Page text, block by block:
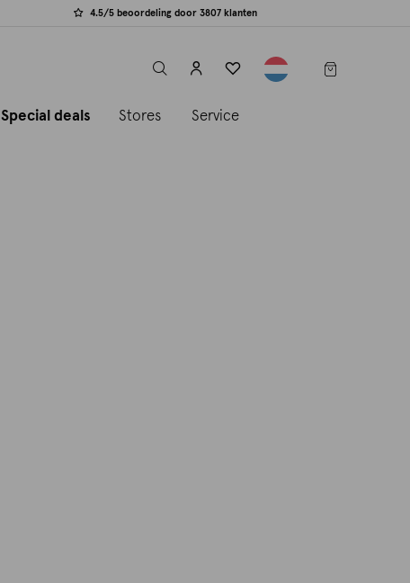
4.5/5 beoordeling door 3807 klanten
label.header.toggle
Special deals Stores Service